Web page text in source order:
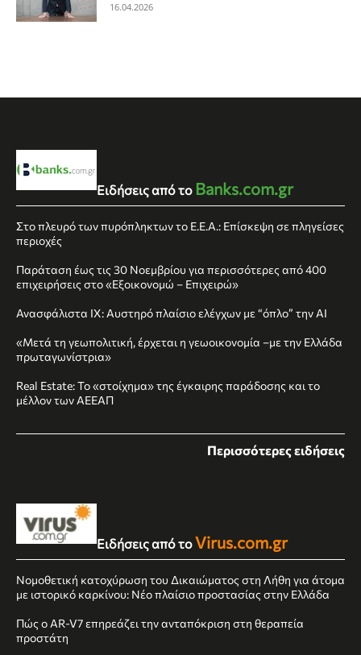
16.04.2026
Ειδήσεις από το Banks.com.gr
Στο πλευρό των πυρόπληκτων το Ε.Ε.Α.: Επίσκεψη σε πληγείσες
περιοχές
Παράταση έως τις 30 Νοεμβρίου για περισσότερες από 400
επιχειρήσεις στο «Εξοικονομώ – Επιχειρώ»
Ανασφάλιστα ΙΧ: Αυστηρό πλαίσιο ελέγχων με “όπλο” την AI
«Μετά τη γεωπολιτική, έρχεται η γεωοικονομία –με την Ελλάδα
πρωταγωνίστρια»
Real Estate: Το «στοίχημα» της έγκαιρης παράδοσης και το
μέλλον των ΑΕΕΑΠ
Περισσότερες ειδήσεις
Ειδήσεις από τοVirus.com.gr
Νομοθετική κατοχύρωση του Δικαιώματος στη Λήθη για άτομα
με ιστορικό καρκίνου: Νέο πλαίσιο προστασίας στην Ελλάδα
Πώς ο AR‑V7 επηρεάζει την ανταπόκριση στη θεραπεία
προστάτη